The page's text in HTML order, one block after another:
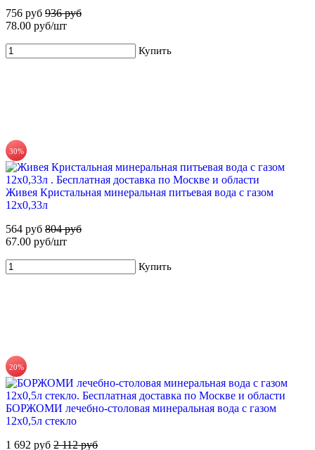
499 руб 1 110 руб
56%
Для новых клиентов. Стартовый набор ХВАЛОВСКАЯ
Горная (2х19л)
649 руб 1 470 руб
5%
Набор воды ХВАЛОВСКАЯ и ЧЕРНОГОЛОВКА (4х19л)
756 руб 936 руб
78.00 руб/шт
Купить
30%
Живея Кристальная минеральная питьевая вода с газом
12х0,33л
564 руб 804 руб
67.00 руб/шт
Купить
20%
БОРЖОМИ лечебно-столовая минеральная вода с газом
12х0,5л стекло
1 692 руб 2 112 руб